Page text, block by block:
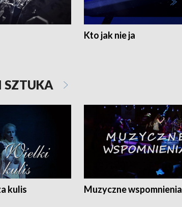
Kto jak nie ja
SZTUKA
kulis Muzyczne wspomnienia